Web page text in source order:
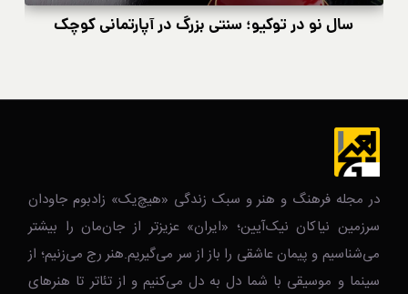
سال نو در توکیو؛ سنتی بزرگ در آپارتمانی کوچک
در مجله فرهنگ و هنر و سبک زندگی‌ «هیچ‌یک» زادبوم جاودان
سرزمین نیاکان نیک‌‌‌آیین؛ «ایران» عزیزتر از جان‌مان را بیشتر
می‌شناسیم و پیمان عاشقی را باز از سر می‌گیریم.هنر رج می‌زنیم؛ از
سینما و موسیقی با شما دل به دل می‌کنیم و از تئاتر تا هنرهای